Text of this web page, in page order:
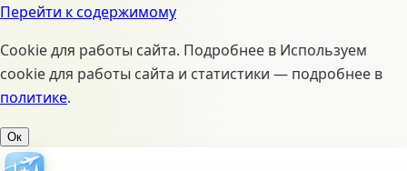
Перейти к содержимому
Cookie для работы сайта. Подробнее в Используем
cookie для работы сайта и статистики — подробнее в
политике.
Ок